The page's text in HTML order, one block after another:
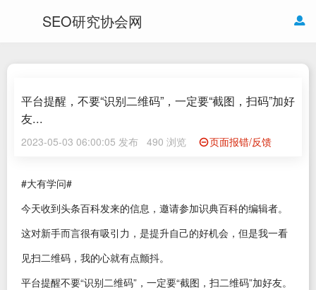
SEO研究协会网
平台提醒，不要“识别二维码”，一定要“截图，扫码”加好
友...
2023-05-03 06:00:05 发布 490 浏览 页面报错/反馈
#大有学问#
今天收到头条百科发来的信息，邀请参加识典百科的编辑者。
这对新手而言很有吸引力，是提升自己的好机会，但是我一看
见扫二维码，我的心就有点颤抖。
平台提醒不要“识别二维码”，一定要“截图，扫二维码”加好友。